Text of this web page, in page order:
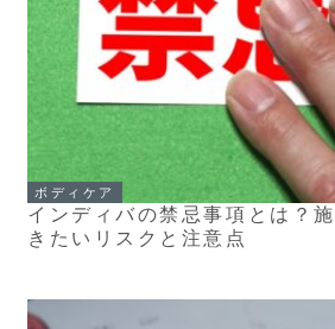
ボディケア
インディバの禁忌事項とは？
きたいリスクと注意点